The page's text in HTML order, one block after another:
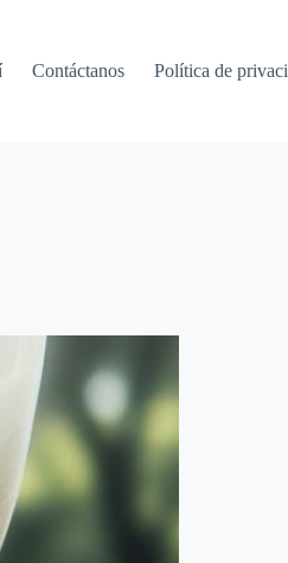
Contáctanos Política de